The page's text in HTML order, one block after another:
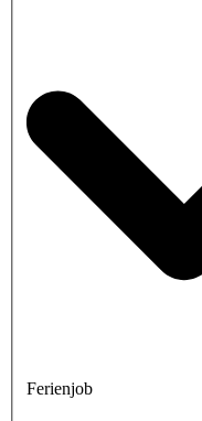
Ferienjob